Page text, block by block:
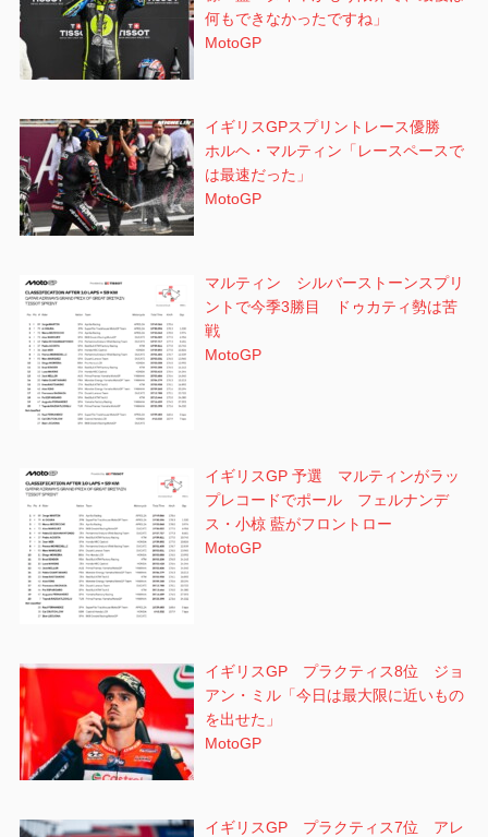
何もできなかったですね」
MotoGP
イギリスGPスプリントレース優勝
ホルヘ・マルティン「レースペースで
は最速だった」
MotoGP
マルティン シルバーストーンスプリ
ントで今季3勝目 ドゥカティ勢は苦
戦
MotoGP
イギリスGP 予選 マルティンがラッ
プレコードでポール フェルナンデ
ス・小椋 藍がフロントロー
MotoGP
イギリスGP プラクティス8位 ジョ
アン・ミル「今日は最大限に近いもの
を出せた」
MotoGP
イギリスGP プラクティス7位 アレ